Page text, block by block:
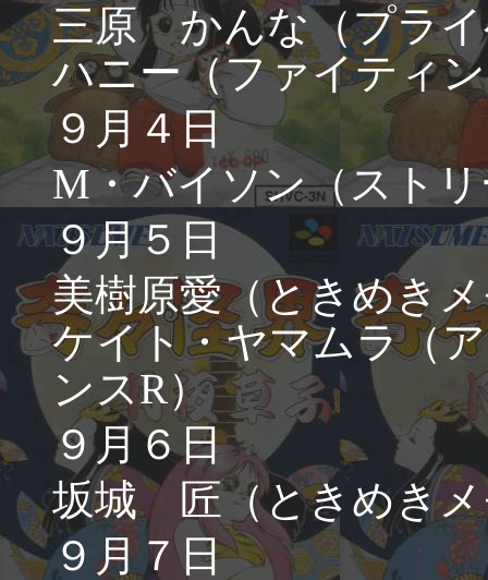
三原 かんな（プライ
ハニー（ファイティ
９月４日
M・バイソン（スト
９月５日
美樹原愛（ときめき
ケイト・ヤマムラ（
ンスR）
９月６日
坂城 匠（ときめきメ
９月７日